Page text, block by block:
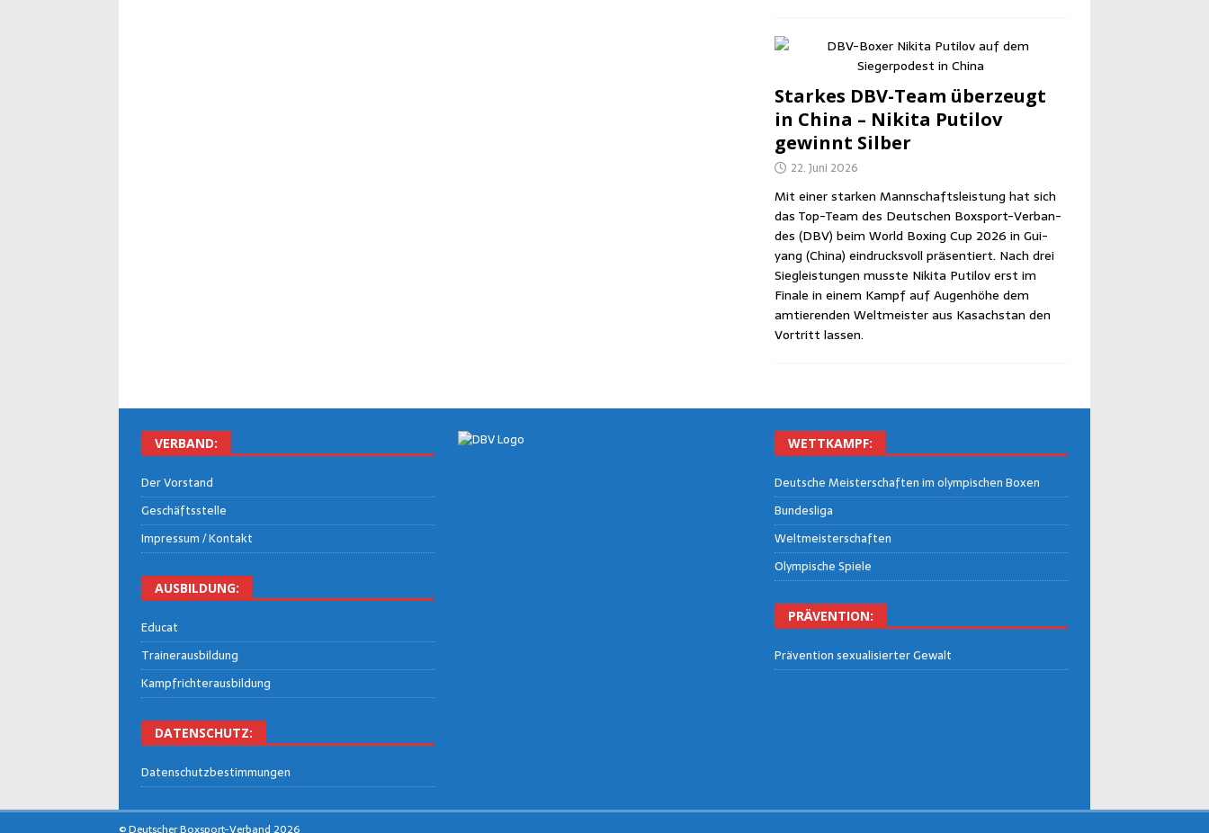
Star­kes DBV-Team über­zeugt
in Chi­na – Niki­ta Puti­l­ov
gewinnt Silber
22. Juni 2026
Mit einer star­ken Mann­schafts­leis­tung hat sich
das Top-Team des Deut­schen Box­sport-Ver­ban­
des (DBV) beim World Boxing Cup 2026 in Gui­
yang (Chi­na) ein­drucks­voll prä­sen­tiert. Nach drei
Sieg­leis­tun­gen muss­te Niki­ta Puti­l­ov erst im
Fina­le in einem Kampf auf Augen­hö­he dem
amtie­ren­den Welt­meis­ter aus Kasach­stan den
Vor­tritt lassen.
VER­BAND:
Der Vor­stand
Geschäfts­stel­le
Impres­sum / Kontakt
AUS­BIL­DUNG:
Edu­cat
Trai­ner­aus­bil­dung
Kampf­rich­ter­aus­bil­dung
DATEN­SCHUTZ:
Daten­schutz­be­stim­mun­gen
WETT­KAMPF:
Deut­sche Meis­ter­schaf­ten im olym­pi­schen Boxen
Bun­des­li­ga
Welt­meis­ter­schaf­ten
Olym­pi­sche Spiele
PRÄ­VEN­TI­ON:
Prä­ven­ti­on sexua­li­sier­ter Gewalt
© Deutscher Boxsport-Verband 2026